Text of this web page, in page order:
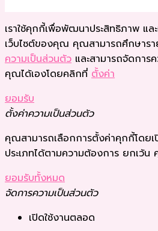
เราใช้คุกกี้เพื่อพัฒนาประสิทธิภาพ แล
เว็บไซต์ของคุณ คุณสามารถศึกษารา
ความเป็นส่วนตัว และสามารถจัดการ
คุณได้เองโดยคลิกที่ ตั้งค่า
ยอมรับ
ตั้งค่าความเป็นส่วนตัว
คุณสามารถเลือกการตั้งค่าคุกกี้โดย
ประเภทได้ตามความต้องการ ยกเว้น
ยอมรับทั้งหมด
จัดการความเป็นส่วนตัว
เปิดใช้งานตลอด